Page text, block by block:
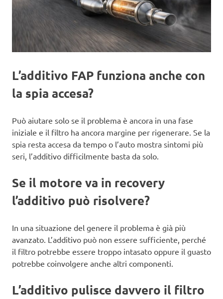
L’additivo FAP funziona anche con
la spia accesa?
Può aiutare solo se il problema è ancora in una fase
iniziale e il filtro ha ancora margine per rigenerare. Se la
spia resta accesa da tempo o l’auto mostra sintomi più
seri, l’additivo difficilmente basta da solo.
Se il motore va in recovery
l’additivo può risolvere?
In una situazione del genere il problema è già più
avanzato. L’additivo può non essere sufficiente, perché
il filtro potrebbe essere troppo intasato oppure il guasto
potrebbe coinvolgere anche altri componenti.
L’additivo pulisce davvero il filtro